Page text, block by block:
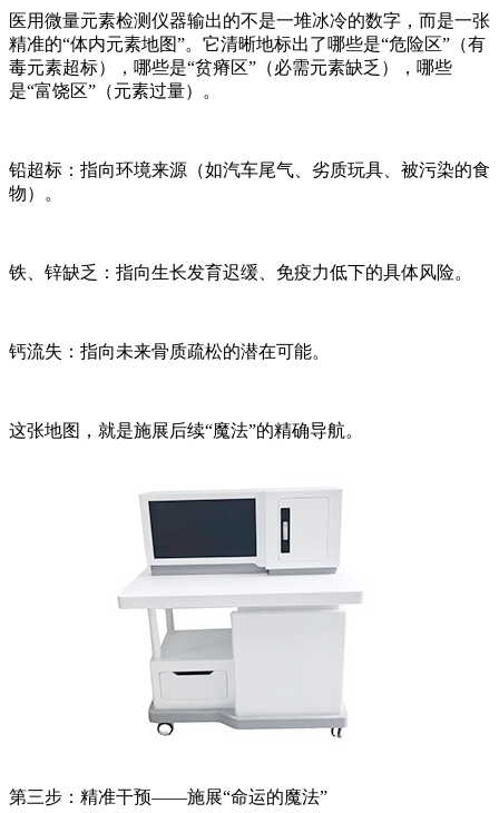
医用微量元素检测仪器输出的不是一堆冰冷的数字，而是一张
精准的“体内元素地图”。它清晰地标出了哪些是“危险区”（有
毒元素超标），哪些是“贫瘠区”（必需元素缺乏），哪些
是“富饶区”（元素过量）。
铅超标：指向环境来源（如汽车尾气、劣质玩具、被污染的食
物）。
铁、锌缺乏：指向生长发育迟缓、免疫力低下的具体风险。
钙流失：指向未来骨质疏松的潜在可能。
这张地图，就是施展后续“魔法”的精确导航。
第三步：精准干预——施展“命运的魔法”